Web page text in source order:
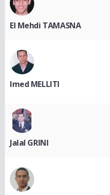
El Mehdi TAMASNA
Imed MELLITI
Jalal GRINI